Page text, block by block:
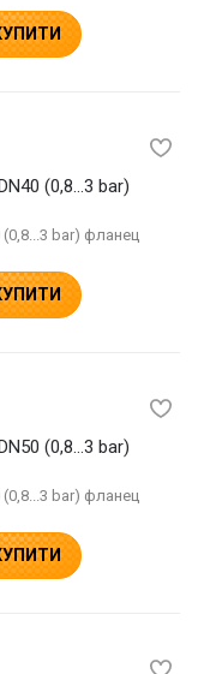
(0,8...3 bar) фланец
(0,8...3 bar) фланец